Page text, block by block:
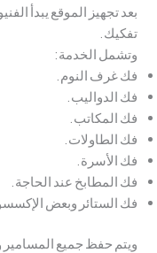
بعد تجهيز الموقع يبدأ
تفكيك.
وتشمل الخدمة:
فك غرف النوم.
فك الدواليب.
فك المكاتب.
فك الطاولات.
فك الأسرة.
فك المطابخ عند الحاجة.
فك الستائر وبعض
ويتم حفظ جميع